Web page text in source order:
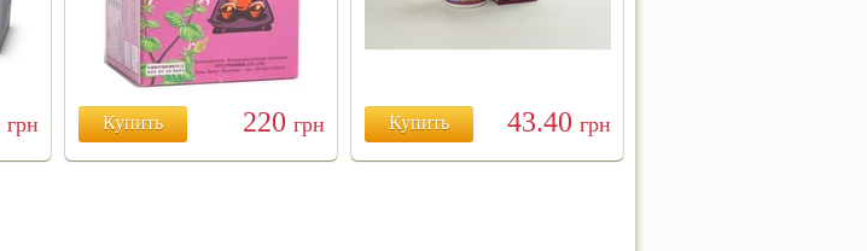
грн Купить 220 грн Купить 43.40 грн